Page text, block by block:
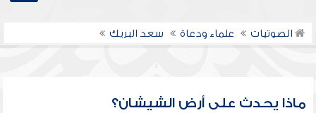
الصوتيات علماء ودعاة سعد البريك
ماذا يحدث على أرض الشيشان؟